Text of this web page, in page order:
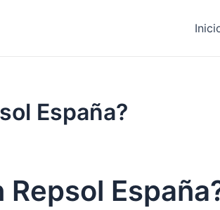
España?
Repsol